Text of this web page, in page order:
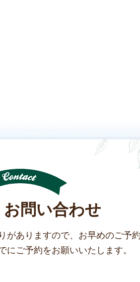
お問い合わせ
ありますので、お早めのご予
ご予約をお願いいたします。